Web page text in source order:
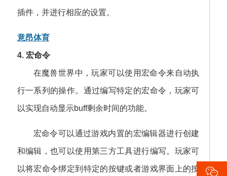
插件，并进行相应的设置。
意昂体育
4. 宏命令
在魔兽世界中，玩家可以使用宏命令来自动执
行一系列的操作。通过编写特定的宏命令，玩家可
以实现自动显示buff剩余时间的功能。
宏命令可以通过游戏内置的宏编辑器进行创建
和编辑，也可以使用第三方工具进行编写。玩家可
以将宏命令绑定到特定的按键或者游戏界面上的按 